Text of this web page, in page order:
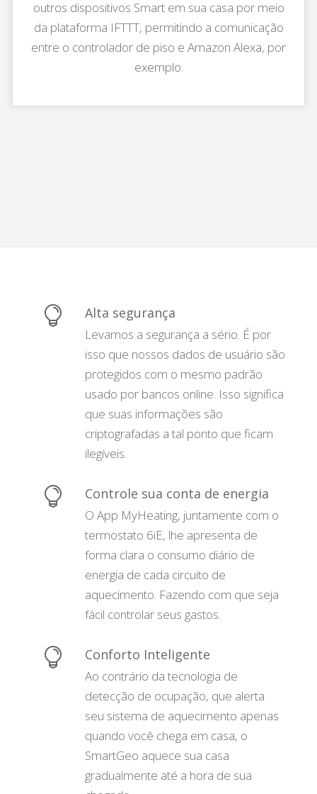
outros dispositivos Smart em sua casa por meio
da plataforma IFTTT, permitindo a comunicação
entre o controlador de piso e Amazon Alexa, por
exemplo.
 Alta segurança
Levamos a segurança a sério. É por
isso que nossos dados de usuário são
protegidos com o mesmo padrão
usado por bancos online. Isso significa
que suas informações são
criptografadas a tal ponto que ficam
ilegíveis.
 Controle sua conta de energia
O App MyHeating, juntamente com o
termostato 6iE, lhe apresenta de
forma clara o consumo diário de
energia de cada circuito de
aquecimento. Fazendo com que seja
fácil controlar seus gastos.
 Conforto Inteligente
Ao contrário da tecnologia de
detecção de ocupação, que alerta
seu sistema de aquecimento apenas
quando você chega em casa, o
SmartGeo aquece sua casa
gradualmente até a hora de sua